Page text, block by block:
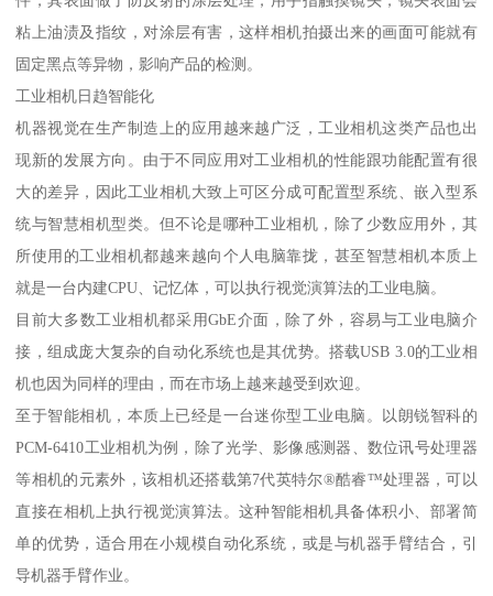
粘上油渍及指纹，对涂层有害，这样相机拍摄出来的画面可能就有
固定黑点等异物，影响产品的检测。
工业相机日趋智能化
机器视觉在生产制造上的应用越来越广泛，工业相机这类产品也出
现新的发展方向。由于不同应用对工业相机的性能跟功能配置有很
大的差异，因此工业相机大致上可区分成可配置型系统、嵌入型系
统与智慧相机型类。但不论是哪种工业相机，除了少数应用外，其
所使用的工业相机都越来越向个人电脑靠拢，甚至智慧相机本质上
就是一台内建CPU、记忆体，可以执行视觉演算法的工业电脑。
目前大多数工业相机都采用GbE介面，除了外，容易与工业电脑介
接，组成庞大复杂的自动化系统也是其优势。搭载USB 3.0的工业相
机也因为同样的理由，而在市场上越来越受到欢迎。
至于智能相机，本质上已经是一台迷你型工业电脑。以朗锐智科的
PCM-6410工业相机为例，除了光学、影像感测器、数位讯号处理器
等相机的元素外，该相机还搭载第7代英特尔®酷睿™处理器，可以
直接在相机上执行视觉演算法。这种智能相机具备体积小、部署简
单的优势，适合用在小规模自动化系统，或是与机器手臂结合，引
导机器手臂作业。